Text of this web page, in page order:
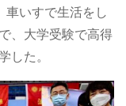
いすで生活をし
、大学受験で高得
た。